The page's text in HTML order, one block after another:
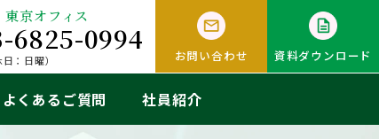
東京オフィス
6825-0994
：日曜） お問い合わせ 資料ダウンロード
よくあるご質問 社員紹介